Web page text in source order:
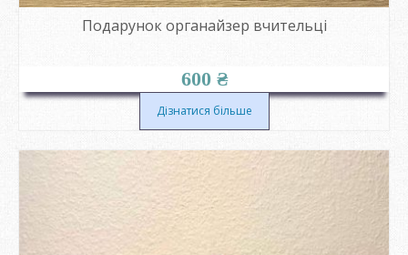
Подарунок органайзер вчительці
600 ₴
Дізнатися більше